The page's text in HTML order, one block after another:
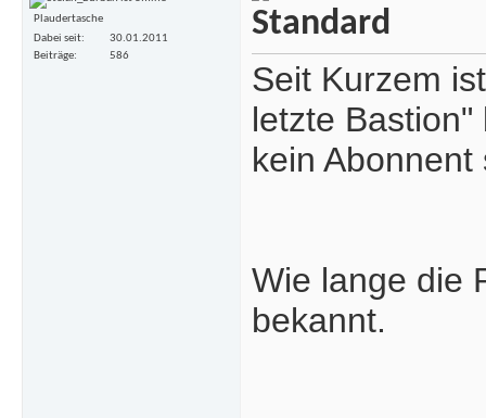
Plaudertasche
Dabei seit
30.01.2011
Beiträge
586
Seit Kurzem
letzte
kein
Wie lange die
bekannt.